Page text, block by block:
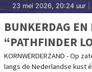
23 mei 2026, 20:24 uur
BUNKERDAG
“PATHFINDER
FRYSLÂN IN
KORNWERDERZAND - Op
langs de Nederlandse kust